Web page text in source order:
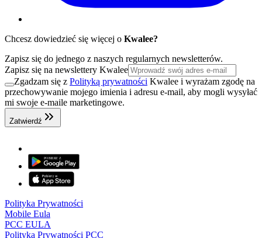
Chcesz dowiedzieć się więcej o Kwalee?
Zapisz się do jednego z naszych regularnych newsletterów.
Zapisz się na newslettery Kwalee
Zgadzam się z Polityką prywatności Kwalee i wyrażam zgodę na
przechowywanie mojego imienia i adresu e-mail, aby mogli wysyłać
mi swoje e-maile marketingowe.
Zatwierdź
Polityka Prywatności
Mobile Eula
PCC EULA
Polityka Prywatności PCC